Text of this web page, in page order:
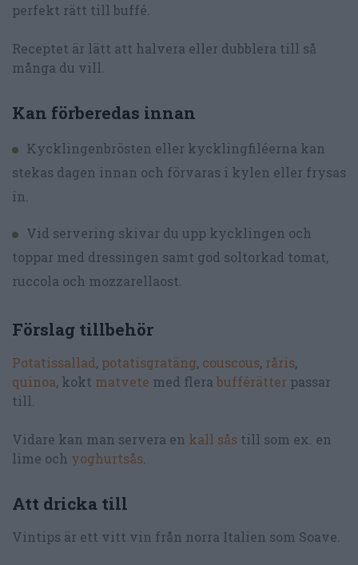
perfekt rätt till buffé.
Receptet är lätt att halvera eller dubblera till så
många du vill.
Kan förberedas innan
Kycklingenbrösten eller kycklingfiléerna kan
stekas dagen innan och förvaras i kylen eller frysas
in.
Vid servering skivar du upp kycklingen och
toppar med dressingen samt god soltorkad tomat,
ruccola och mozzarellaost.
Förslag tillbehör
Potatissallad, potatisgratäng, couscous, råris,
quinoa, kokt matvete med flera bufférätter passar
till.
Vidare kan man servera en kall sås till som ex. en
lime och yoghurtsås
Att dricka till
Vintips är ett vitt vin från norra Italien som Soave.